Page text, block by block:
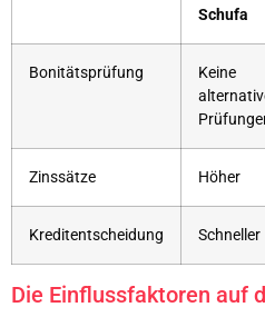
Schufa
Bonitätsprüfung
Keine
Zinssätze Höher
Kreditentscheidung Schneller
Die Einflussfaktoren auf